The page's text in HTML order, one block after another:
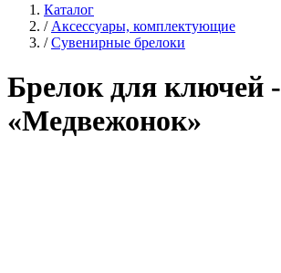
Каталог
/ Аксессуары, комплектующие
/ Сувенирные брелоки
Брелок для ключей -
«Медвежонок»